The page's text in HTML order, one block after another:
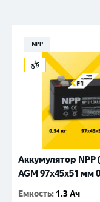
NPP
Аккумулятор NPP
AGM 97x45x51 мм
Емкость: 1.3 Ач